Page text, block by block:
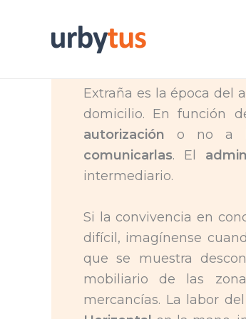
Extraña es la época del
domicilio. En función
autorización o no a la
comunicarlas. El
intermediario.
Si la convivencia en
difícil, imagínense
que se muestra
mobiliario de las
mercancías. La labor del